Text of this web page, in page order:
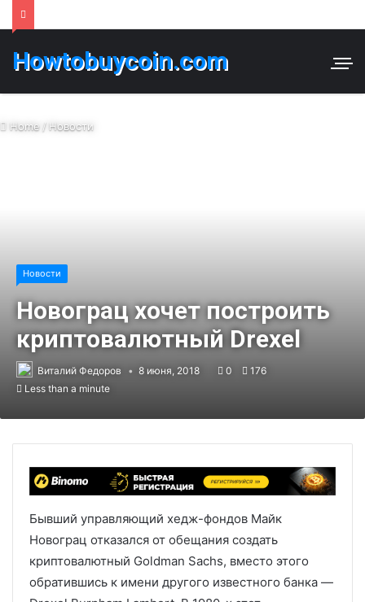
Howtobuycoin.com
Home/Новости
Новости
Новограц хочет построить
криптовалютный Drexel
Виталий Федоров 8 июня, 2018 0
176
Less than a minute
Бывший управляющий хедж-фондов Майк
Новограц отказался от обещания создать
криптовалютный Goldman Sachs, вместо этого
обратившись к имени другого известного банка —